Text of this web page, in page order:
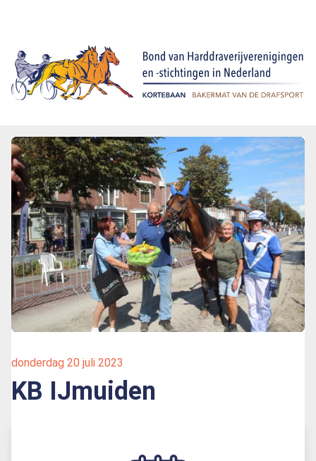
donderdag 20 juli 2023
KB IJmuiden